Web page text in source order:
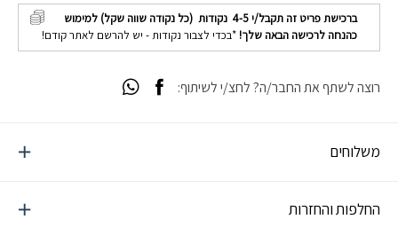
ברכישת פריט זה תקבל/י 4-5 נקודות (כל נקודה שווה שקל) למימוש
כהנחה לרכישה הבאה שלך! *בכדי לצבור נקודות - יש להרשם לאתר קודם!
משלוחים
החלפות והחזרות
רוצה לשתף את החבר/ה? לחצ/י לשיתוף: